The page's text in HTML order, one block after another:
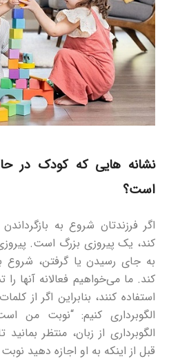
نشانه هایی که کودک در
است؟
اگر فرزندتان شروع به
کند، یک پیروزی بزرگ است.
به جای رسیدن یا گرفتن،
کند. ما می‌خواهیم فعالانه آنها را
استفاده کنند، بنابراین اگر از
الگوبرداری کنیم: “نوبت من
الگوبرداری از زبان، منتظر
قبل از اینکه به او اجازه دهید